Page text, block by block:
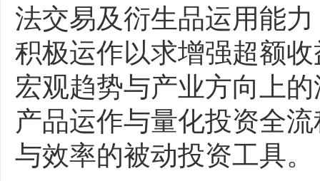
法交易及衍生品运用能
积极运作以求增强超额
宏观趋势与产业方向上
产品运作与量化投资全
与效率的被动投资工具。